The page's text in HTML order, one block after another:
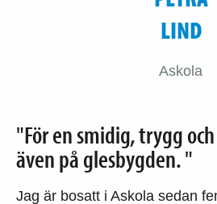
LIND
Askola
"För en smidig, trygg
även på glesbygden. "
Jag är bosatt i Askola sedan